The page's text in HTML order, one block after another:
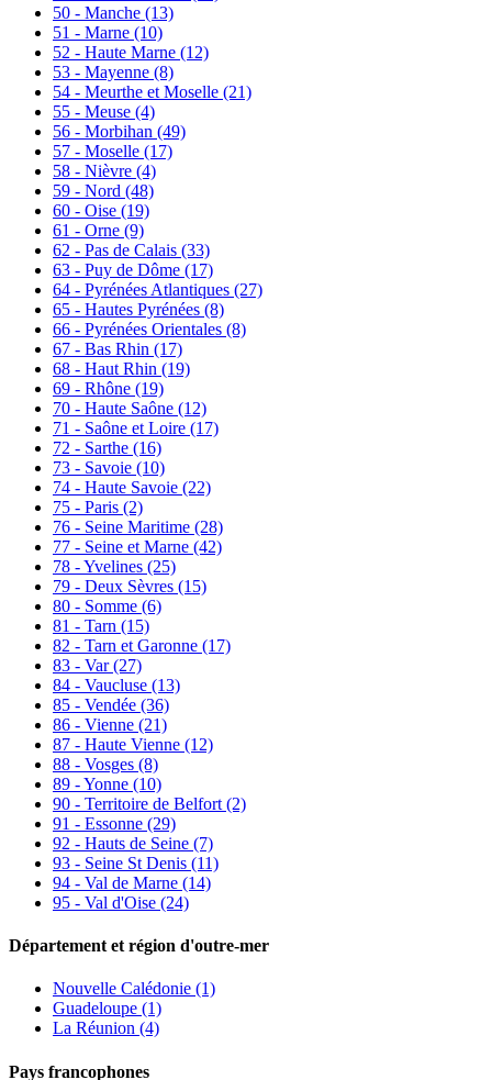
50 - Manche (13)
51 - Marne (10)
52 - Haute Marne (12)
53 - Mayenne (8)
54 - Meurthe et Moselle (21)
55 - Meuse (4)
56 - Morbihan (49)
57 - Moselle (17)
58 - Nièvre (4)
59 - Nord (48)
60 - Oise (19)
61 - Orne (9)
62 - Pas de Calais (33)
63 - Puy de Dôme (17)
64 - Pyrénées Atlantiques (27)
65 - Hautes Pyrénées (8)
66 - Pyrénées Orientales (8)
67 - Bas Rhin (17)
68 - Haut Rhin (19)
69 - Rhône (19)
70 - Haute Saône (12)
71 - Saône et Loire (17)
72 - Sarthe (16)
73 - Savoie (10)
74 - Haute Savoie (22)
75 - Paris (2)
76 - Seine Maritime (28)
77 - Seine et Marne (42)
78 - Yvelines (25)
79 - Deux Sèvres (15)
80 - Somme (6)
81 - Tarn (15)
82 - Tarn et Garonne (17)
83 - Var(27)
84 - Vaucluse (13)
85 - Vendée (36)
86 - Vienne (21)
87 - Haute Vienne (12)
88 - Vosges (8)
89 - Yonne (10)
90 - Territoire de Belfort (2)
91 - Essonne (29)
92 - Hauts de Seine (7)
93 - Seine St Denis (11)
94 - Val de Marne (14)
95 - Val d'Oise (24)
Département et région d'outre-mer
Nouvelle Calédonie (1)
Guadeloupe (1)
La Réunion (4)
Pays francophones